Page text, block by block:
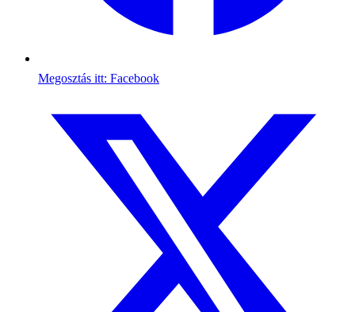
Megosztás itt: Facebook